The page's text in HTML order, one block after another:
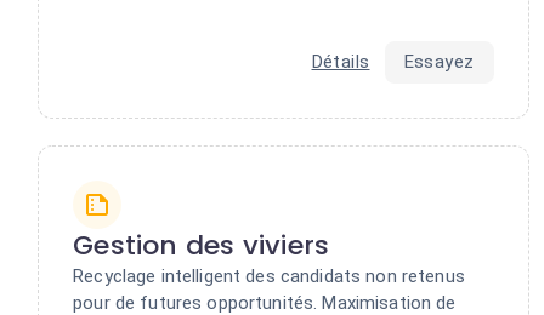
Détails Essayez
Gestion des viviers
Recyclage intelligent des candidats non retenus
pour de futures opportunités. Maximisation de